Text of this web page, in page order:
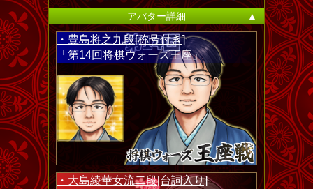
アバター詳細
▲
・豊島将之九段[称号付き]
「第14回将棋ウォーズ王座」
・大島綾華女流二段[台詞入り]